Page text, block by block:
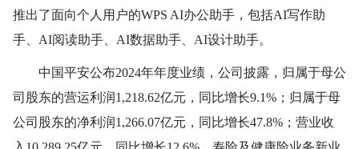
推出了面向个人用户的WPS AI办公助手，包括AI写作助
手、AI阅读助手、AI数据助手、AI设计助手。
中国平安公布2024年年度业绩，公司披露，归属于母公
司股东的营运利润1,218.62亿元，同比增长9.1%；归属于母
公司股东的净利润1,266.07亿元，同比增长47.8%；营业收